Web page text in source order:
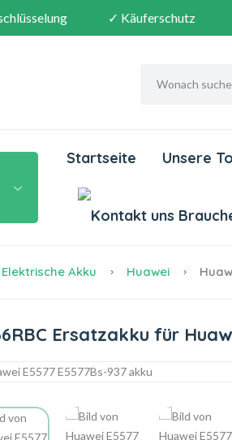
✓ Käuferschutz
Startseite Unsere
Elektrische Akku Huawei
Ersatzakku für